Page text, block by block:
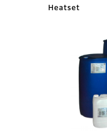
Heatset